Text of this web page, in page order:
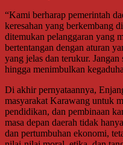
“Kami berharap pemerintah
keresahan yang berkembang
ditemukan pelanggaran yang
bertentangan dengan aturan
yang jelas dan terukur.
hingga menimbulkan
Di akhir pernyataannya,
masyarakat Karawang untuk
pendidikan, dan pembinaan
masa depan daerah tidak
dan pertumbuhan ekonomi,